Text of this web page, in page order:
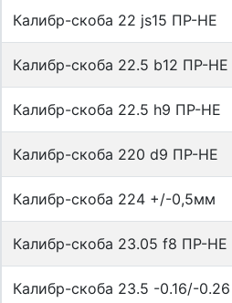
Калибр-скоба 22 js15 ПР-НЕ
Калибр-скоба 22.5 b12 ПР-НЕ
Калибр-скоба 22.5 h9 ПР-НЕ
Калибр-скоба 220 d9 ПР-НЕ
Калибр-скоба 224 +/-0,5мм
Калибр-скоба 23.05 f8 ПР-НЕ
Калибр-скоба 23.5 -0.16/-